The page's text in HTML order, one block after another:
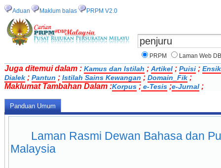
Aduan Maklum balas PRPM V2.0
PRPM Laman Web
Juga ditemui dalam : Kamus dan Istilah ; Artikel ; Puisi ;
Dialek ; Pantun ; Istilah Sains Kewangan ; Domain_Fik ;
Maklumat Tambahan Dalam :Korpus ; e-Tesis ;e-Jurnal ;
Panduan Umum
Laman Rasmi Dewan Bahasa dan
Malaysia